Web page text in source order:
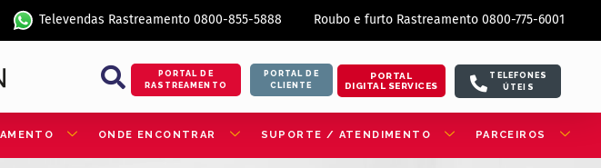
Televendas Rastreamento 0800-855-5888 Roubo e furto Rastreamento 0800-775-6001
PORTAL DE
RASTREAMENTO
PORTAL DE
CLIENTE
PORTAL
DIGITAL SERVICES
TELEFONES
ÚTEIS
ONDE ENCONTRAR SUPORTE / ATENDIMENTO PARCEIROS